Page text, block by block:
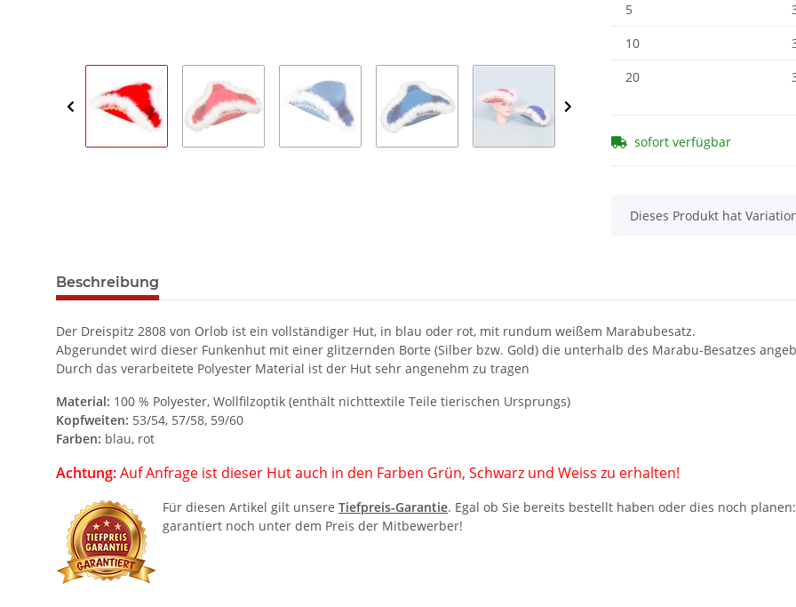
5
10
20
sofort verfügbar
x
Dieses Produkt hat
Beschreibung
Der Dreispitz 2808 von Orlob ist ein vollständiger Hut, in blau oder rot, mit rundum weißem Marabubesatz.
Abgerundet wird dieser Funkenhut mit einer glitzernden Borte (Silber bzw. Gold) die unterhalb des Marabu-Besatzes
Durch das verarbeitete Polyester Material ist der Hut sehr angenehm zu tragen
Material: 100 % Polyester, Wollfilzoptik (enthält nichttextile Teile tierischen Ursprungs)
Kopfweiten: 53/54, 57/58, 59/60
Farben: blau, rot
Achtung:Auf Anfrage ist dieser Hut auch in den Farben Grün, Schwarz und Weiss zu erhalten!
Für diesen Artikel gilt unsere Tiefpreis-Garantie. Egal ob Sie bereits bestellt haben oder dies noch
garantiert noch unter dem Preis der Mitbewerber!